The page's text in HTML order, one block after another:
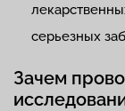
серьезных
Зачем